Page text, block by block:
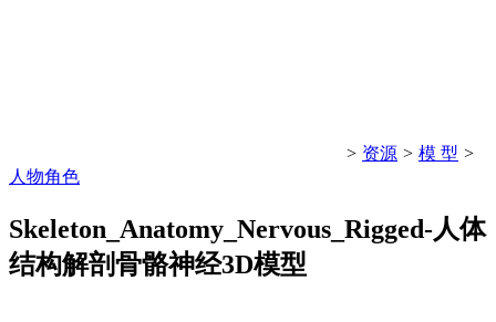
> 资源 > 模 型 >
人物角色
Skeleton_Anatomy_Nervous_Rigged-人体
结构解剖骨骼神经3D模型